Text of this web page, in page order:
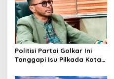
Politisi Partai Golkar Ini
Tanggapi Isu Pilkada Kota